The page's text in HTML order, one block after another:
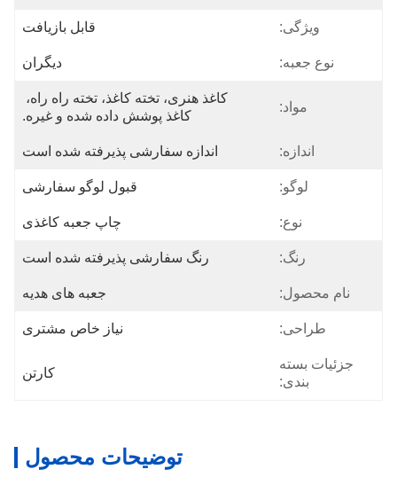
ویژگی: قابل بازیافت
نوع جعبه: دیگران
مواد:
کاغذ هنری، تخته کاغذ، تخته راه راه،
کاغذ پوشش داده شده و غیره.
اندازه: اندازه سفارشی پذیرفته شده است
لوگو: قبول لوگو سفارشی
نوع: چاپ جعبه کاغذی
رنگ: رنگ سفارشی پذیرفته شده است
نام محصول: جعبه های هدیه
طراحی: نیاز خاص مشتری
جزئیات بسته
بندی:
کارتن
توضیحات محصول